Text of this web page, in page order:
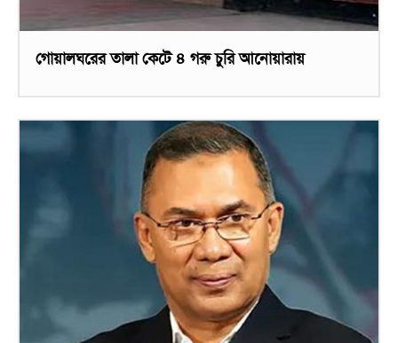
গোয়ালঘরের তালা কেটে ৪ গরু চুরি আনোয়ারায়